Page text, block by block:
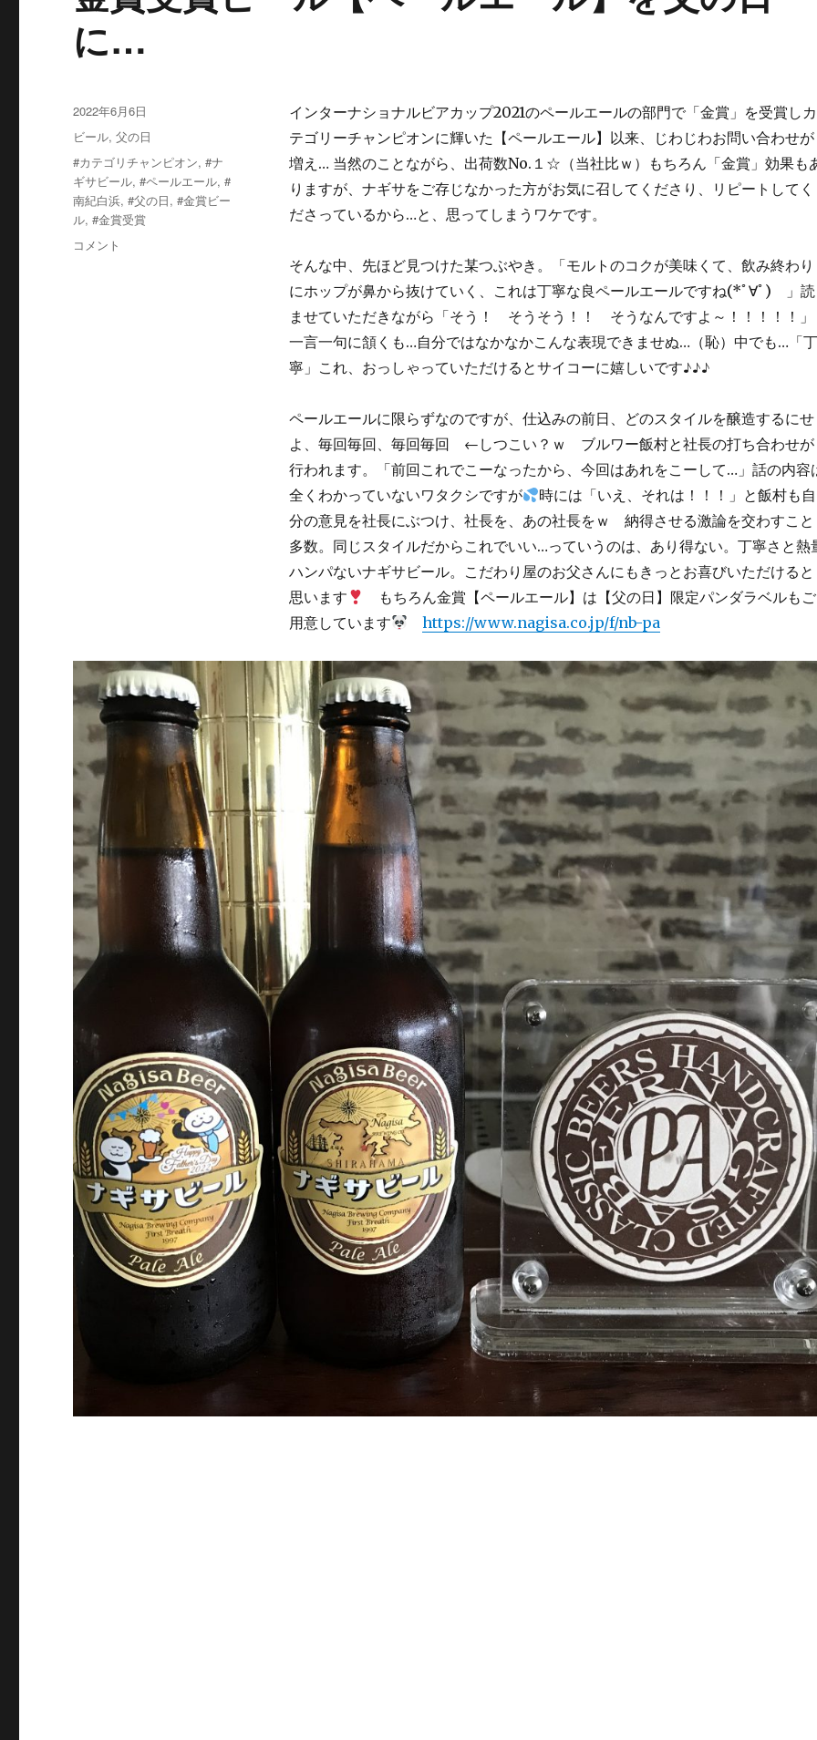
に…
インターナショナルビアカップ2021のペールエールの部門で「金賞」を受賞しカ
テゴリーチャンピオンに輝いた【ペールエール】以来、じわじわお問い合わせが
増え… 当然のことながら、出荷数No.１☆（当社比ｗ）もちろん「金賞」効果も
りますが、ナギサをご存じなかった方がお気に召してくださり、リピートしてく
ださっているから…と、思ってしまうワケです。
そんな中、先ほど見つけた某つぶやき。「モルトのコクが美味くて、飲み終わり
にホップが鼻から抜けていく、これは丁寧な良ペールエールですね(*ﾟ∀ﾟ) 」読
ませていただきながら「そう！ そうそう！！ そうなんですよ～！！！！！」
一言一句に頷くも…自分ではなかなかこんな表現できませぬ…（恥）中でも…「丁
寧」これ、おっしゃっていただけるとサイコーに嬉しいです♪♪♪
ペールエールに限らずなのですが、仕込みの前日、どのスタイルを醸造するにせ
よ、毎回毎回、毎回毎回 ←しつこい？ｗ ブルワー飯村と社長の打ち合わせが
行われます。「前回これでこーなったから、今回はあれをこーして…」話の内容
全くわかっていないワタクシですが
時には「いえ、それは！！！」と飯村も自
分の意見を社長にぶつけ、社長を、あの社長をｗ 納得させる激論を交わすこと
多数。同じスタイルだからこれでいい…っていうのは、あり得ない。丁寧さと熱
ハンパないナギサビール。こだわり屋のお父さんにもきっとお喜びいただけると
思います
もちろん金賞【ペールエール】は【父の日】限定パンダラベルもご
用意しています
https://www.nagisa.co.jp/f/nb-pa
投
稿
日:
2022年6月6日
カ
テ
ゴ
リ
ー
ビール,父の日
タ
グ
#カテゴリチャンピオン,#ナ
ギサビール,#ペールエール,#
南紀白浜,#父の日,#金賞ビー
ル,#金賞受賞
金
コメント